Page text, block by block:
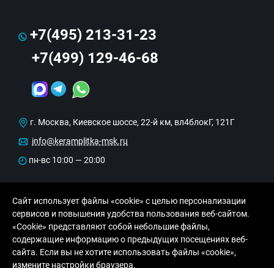
+7(495) 213-31-23
+7(499) 129-46-68
г. Москва, Киевское шоссе, 22-й км, вл4блокГ, 121Г
info@keramplitka-msk.ru
пн-вс 10:00 — 20:00
© Copyright 2013-2026 KERAMA MARAZZI, ООО
Сайт использует файлы «cookie» с целью персонализации
сервисов и повышения удобства пользования веб-сайтом.
«Cookie» представляют собой небольшие файлы,
содержащие информацию о предыдущих посещениях веб-
сайта. Если вы не хотите использовать файлы «cookie»,
измените настройки браузера.